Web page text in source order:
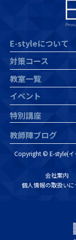
E-styleについて
対策コース
教室一覧
イベント
特別講座
教師陣ブログ
Copyright © E-style(イ
会社案内
個人情報の取扱いに